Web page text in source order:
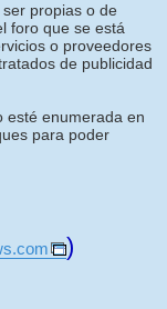
propias o de
foro que se está
o proveedores
de publicidad
esté enumerada en
para poder
)